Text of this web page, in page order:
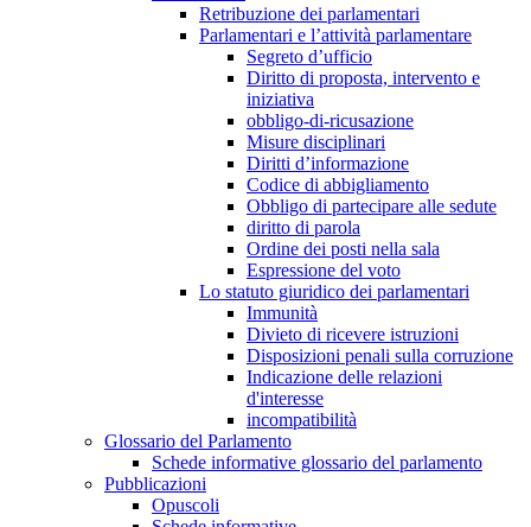
Retribuzione dei parlamentari
Parlamentari e l’attività parlamentare
Segreto d’ufficio
Diritto di proposta, intervento e
iniziativa
obbligo-di-ricusazione
Misure disciplinari
Diritti d’informazione
Codice di abbigliamento
Obbligo di partecipare alle sedute
diritto di parola
Ordine dei posti nella sala
Espressione del voto
Lo statuto giuridico dei parlamentari
Immunità
Divieto di ricevere istruzioni
Disposizioni penali sulla corruzione
Indicazione delle relazioni
d'interesse
incompatibilità
Glossario del Parlamento
Schede informative glossario del parlamento
Pubblicazioni
Opuscoli